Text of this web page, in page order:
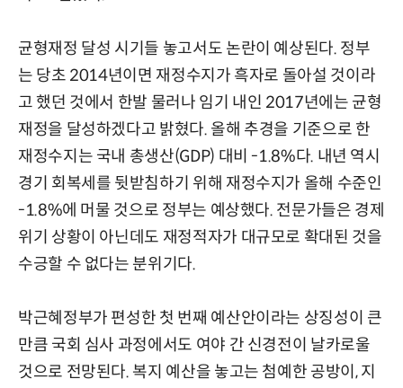
균형재정 달성 시기들 놓고서도 논란이 예상된다. 정부
는 당초 2014년이면 재정수지가 흑자로 돌아설 것이라
고 했던 것에서 한발 물러나 임기 내인 2017년에는 균형
재정을 달성하겠다고 밝혔다. 올해 추경을 기준으로 한
재정수지는 국내 총생산(GDP) 대비 -1.8%다. 내년 역시
경기 회복세를 뒷받침하기 위해 재정수지가 올해 수준인
-1.8%에 머물 것으로 정부는 예상했다. 전문가들은 경제
위기 상황이 아닌데도 재정적자가 대규모로 확대된 것을
수긍할 수 없다는 분위기다.
박근혜정부가 편성한 첫 번째 예산안이라는 상징성이 큰
만큼 국회 심사 과정에서도 여야 간 신경전이 날카로울
것으로 전망된다. 복지 예산을 놓고는 첨예한 공방이, 지